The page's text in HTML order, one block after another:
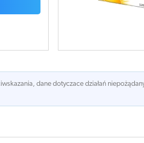
dane dotyczace działań